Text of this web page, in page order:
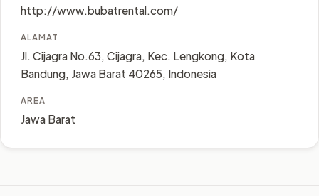
http://www.bubatrental.com/
ALAMAT
Jl. Cijagra No.63, Cijagra, Kec. Lengkong, Kota
Bandung, Jawa Barat 40265, Indonesia
AREA
Jawa Barat